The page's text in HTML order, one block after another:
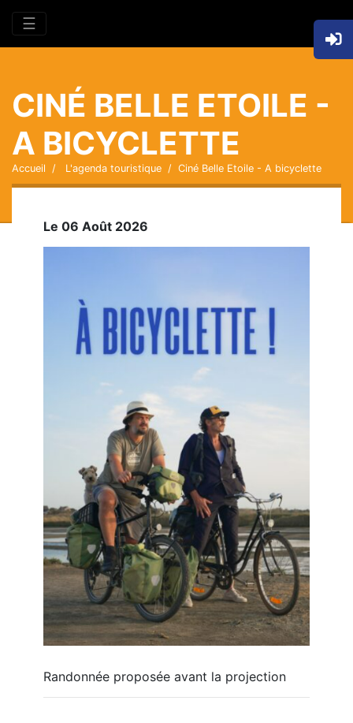
☰
CINÉ BELLE ETOILE -
A BICYCLETTE
Accueil L'agenda touristique Ciné Belle Etoile - A bicyclette
Le 06 Août 2026
Randonnée proposée avant la projection